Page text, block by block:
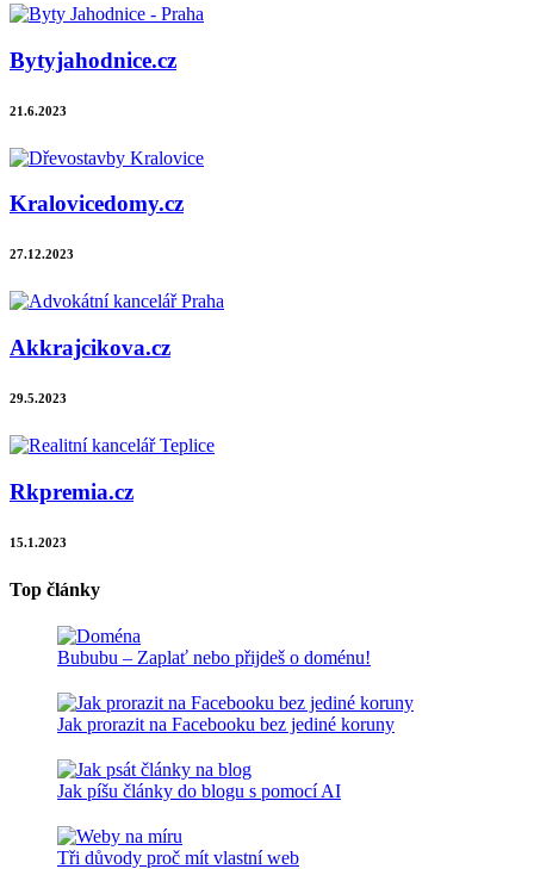
Bytyjahodnice.cz
21.6.2023
Kralovicedomy.cz
27.12.2023
Akkrajcikova.cz
29.5.2023
Rkpremia.cz
15.1.2023
Top články
Bububu – Zaplať nebo přijdeš o doménu!
Jak prorazit na Facebooku bez jediné koruny
Jak píšu články do blogu s pomocí AI
Tři důvody proč mít vlastní web